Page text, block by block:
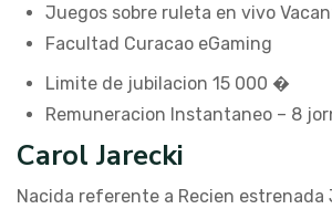
Juegos sobre ruleta en vivo
Facultad Curacao eGaming
Limite de jubilacion 15 000 �
Remuneracion Instantaneo – 8
Carol Jarecki
Nacida referente a Recien